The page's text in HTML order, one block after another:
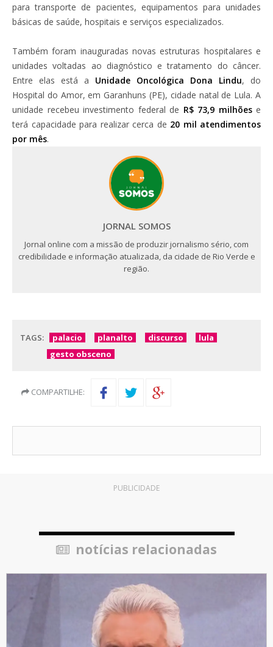
para transporte de pacientes, equipamentos para unidades
básicas de saúde, hospitais e serviços especializados.
Também foram inauguradas novas estruturas hospitalares e
unidades voltadas ao diagnóstico e tratamento do câncer.
Entre elas está a Unidade Oncológica Dona Lindu, do
Hospital do Amor, em Garanhuns (PE), cidade natal de Lula. A
unidade recebeu investimento federal de R$ 73,9 milhõese
terá capacidade para realizar cerca de 20 mil atendimentos
por mês.
JORNAL SOMOS
Jornal online com a missão de produzir jornalismo sério, com
credibilidade e informação atualizada, da cidade de Rio Verde e
região.
TAGS: palacio planalto discurso
lula
gesto obsceno
COMPARTILHE:
PUBLICIDADE
notícias relacionadas